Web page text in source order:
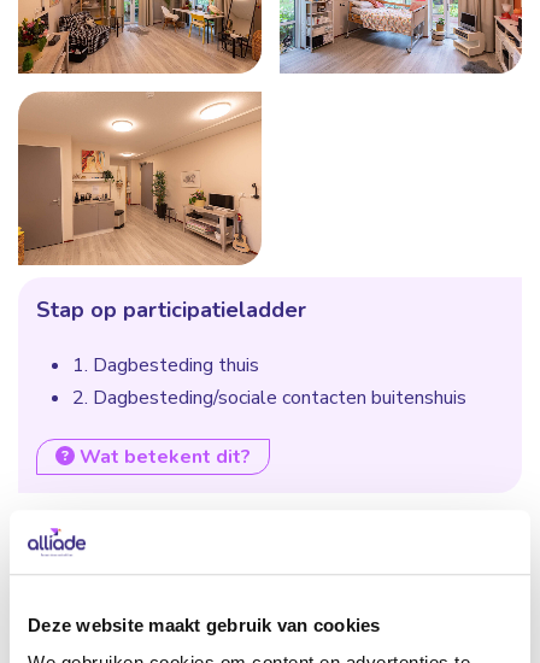
Deze website maakt gebruik van cookies
Stap op participatieladder
1. Dagbesteding thuis
2. Dagbesteding/sociale contacten buitenshuis
Wat betekent dit?
Plaats